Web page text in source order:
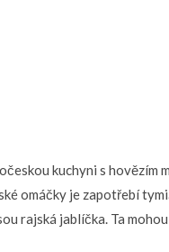
kuchyni s hovězím
omáčky je zapotřebí
rajská jablíčka. Ta